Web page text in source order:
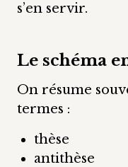
s’en servir.
Le schéma
On résume
termes :
thèse
antithèse